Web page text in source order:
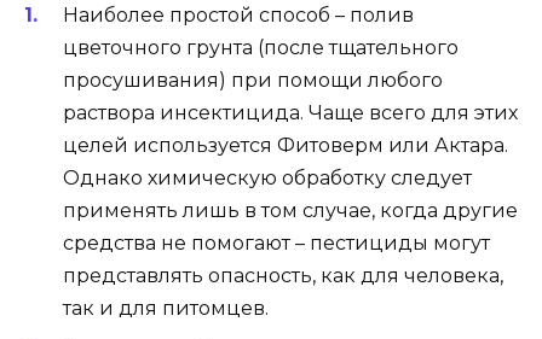
Наиболее простой способ – полив
цветочного грунта (после тщательного
просушивания) при помощи любого
раствора инсектицида. Чаще всего для этих
целей используется Фитоверм или Актара.
Однако химическую обработку следует
применять лишь в том случае, когда другие
средства не помогают – пестициды могут
представлять опасность, как для человека,
так и для питомцев.